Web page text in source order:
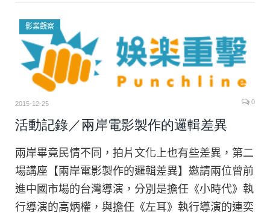
影業觀察
2015-12-25 0
活動記錄／兩岸電影製作的邏輯差異
兩岸畢竟民情不同，拍片文化上也有些差異，第二
場講座【兩岸電影製作的邏輯差異】邀請兩位曾前
進中國市場的台灣導演，分別是擔任《小時代》執
行導演的高炳權，與擔任《左耳》執行導演的連奕